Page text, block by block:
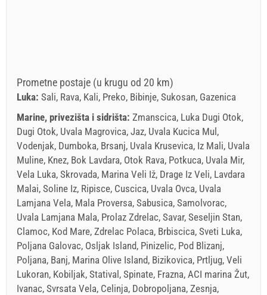
Prometne postaje (u krugu od 20 km)
Luka: Sali, Rava, Kali, Preko, Bibinje, Sukosan, Gazenica
Marine, privezišta i sidrišta: Zmanscica, Luka Dugi Otok,
Dugi Otok, Uvala Magrovica, Jaz, Uvala Kucica Mul,
Vodenjak, Dumboka, Brsanj, Uvala Krusevica, Iz Mali, Uvala
Muline, Knez, Bok Lavdara, Otok Rava, Potkuca, Uvala Mir,
Vela Luka, Skrovada, Marina Veli Iž, Drage Iz Veli, Lavdara
Malai, Soline Iz, Ripisce, Cuscica, Uvala Ovca, Uvala
Lamjana Vela, Mala Proversa, Sabusica, Samolvorac,
Uvala Lamjana Mala, Prolaz Zdrelac, Savar, Seseljin Stan,
Clamoc, Kod Mare, Zdrelac Polaca, Brbiscica, Sveti Luka,
Poljana Galovac, Osljak Island, Pinizelic, Pod Blizanj,
Poljana, Banj, Marina Olive Island, Bizikovica, Prtljug, Veli
Lukoran, Kobiljak, Statival, Spinate, Frazna, ACI marina Žut,
Ivanac, Svrsata Vela, Celinja, Dobropoljana, Zesnja,